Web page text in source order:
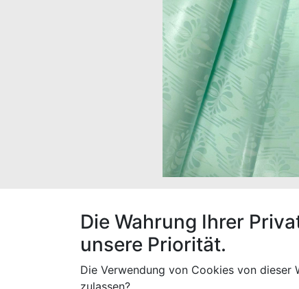
Spezifikationen
Die Wahrung Ihrer
unsere Priorität.
Die Verwendung von Cookies von dieser
zulassen?